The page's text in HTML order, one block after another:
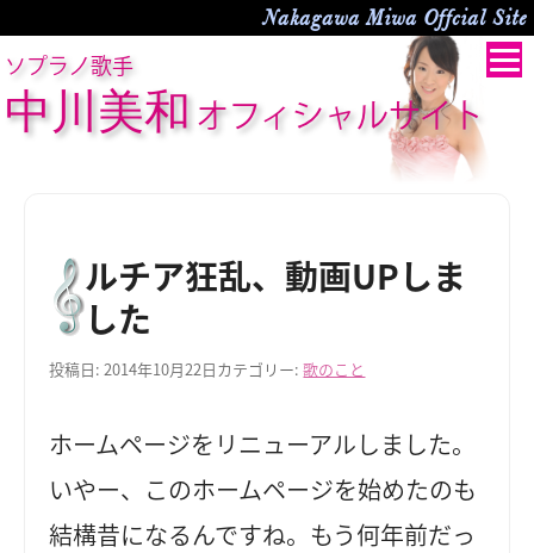
Nakagawa Miwa Offcial Site
ソプラノ歌手
中川美和 オフィシャルサイト
ルチア狂乱、動画UPしま
した
投稿日:2014年10月22日カテゴリー:歌のこと
ホームページをリニューアルしました。
いやー、このホームページを始めたのも
結構昔になるんですね。もう何年前だっ